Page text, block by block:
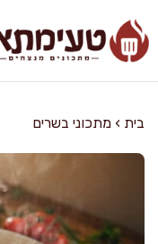
לתוכן
בית › מתכוני בשרים